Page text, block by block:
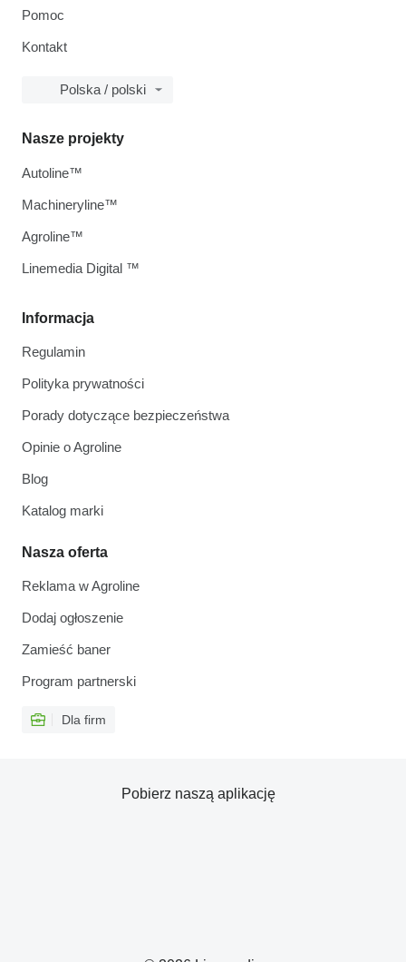
Pomoc
Kontakt
Polska / polski
Informacja
Regulamin
Polityka prywatności
Porady dotyczące bezpieczeństwa
Opinie o Agroline
Blog
Katalog marki
Nasza oferta
Reklama w Agroline
Dodaj ogłoszenie
Zamieść baner
Program partnerski
Dla firm
Nasze projekty
Autoline™
Machineryline™
Agroline™
Linemedia Digital ™
Pobierz naszą aplikację